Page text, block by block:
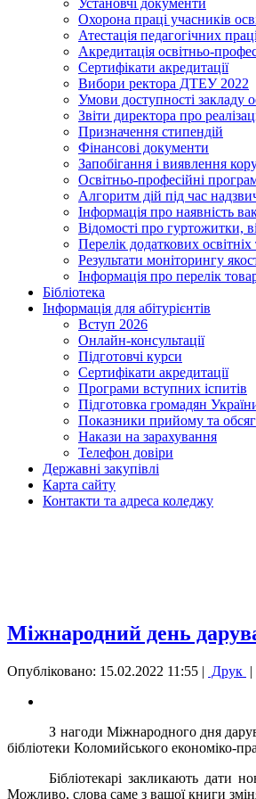
Установчі документи
Охорона праці учасників
Атестація педагогічних
Акредитація освітньо-
Сертифікати акредитації
Вибори ректора ДТЕУ 2022
Умови доступності закладу
Звіти директора про
Призначення стипендій
Фінансові документи
Запобігання і виявлення
Освітньо-професійні
Алгоритм дій під час
Інформація про наявність
Відомості про гуртожитки,
Перелік додаткових
Результати моніторингу
Інформація про перелік
Бібліотека
Інформація для абітурієнтів
Вступ 2026
Онлайн-консультації
Підготовчі курси
Сертифікати акредитації
Програми вступних іспитів
Підготовка громадян
Показники прийому та
Накази на зарахування
Телефон довіри
Державні закупівлі
Карта сайту
Контакти та адреса коледжу
Міжнародний день
Опубліковано: 15.02.2022 11:55 | Друк |
З нагоди Міжнародного дня
бібліотеки Коломийського економіко-
Бібліотекарі закликають дати
Можливо, слова саме з вашої книги